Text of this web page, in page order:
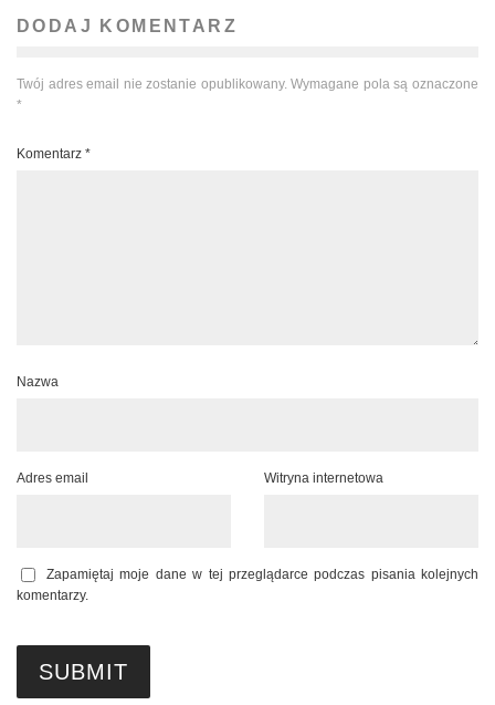
DODAJ KOMENTARZ
Twój adres email nie zostanie opublikowany. Wymagane pola są oznaczone
*
Komentarz *
Nazwa
Adres email Witryna internetowa
Zapamiętaj moje dane w tej przeglądarce podczas pisania kolejnych
komentarzy.